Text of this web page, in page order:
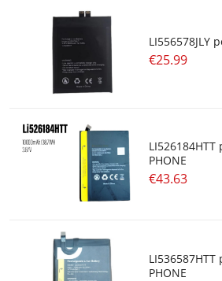
LI556578JLY
€25.99
PHONE
€43.63
PHONE